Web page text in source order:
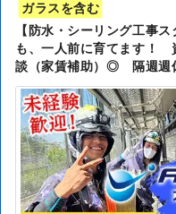
ガラスを含む
【防水・シーリング工事
も、一人前に育てます！
談（家賃補助）◎ 隔週週